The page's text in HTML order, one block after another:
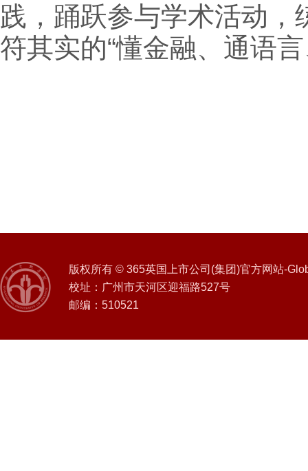
践，踊跃参与学术活动
符其实的“懂金融、通语
版权所有 © 365英国上市公司(集团)官方网站-
校址：广州市天河区迎福路527号
邮编：510521